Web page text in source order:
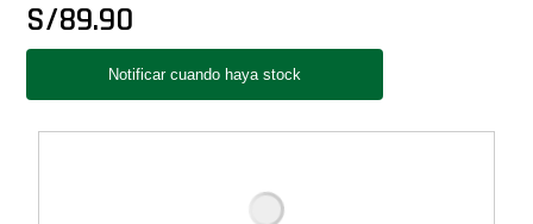
S/89.90